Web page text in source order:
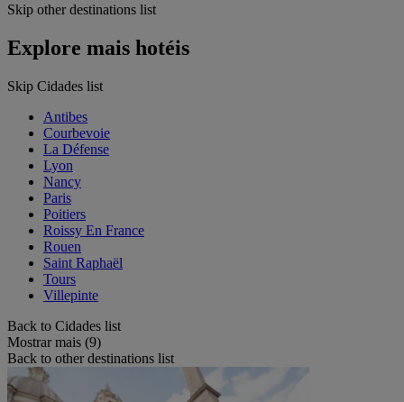
Skip other destinations list
Explore mais hotéis
Skip Cidades list
Antibes
Courbevoie
La Défense
Lyon
Nancy
Paris
Poitiers
Roissy En France
Rouen
Saint Raphaël
Tours
Villepinte
Back to Cidades list
Mostrar mais (9)
Back to other destinations list